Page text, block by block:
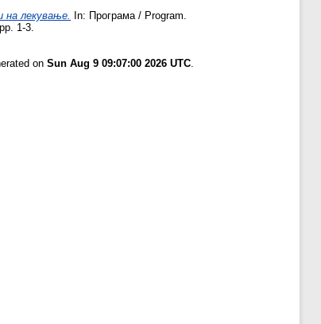
на лекување. In: Програма / Program.
1-3.
on Sun Aug 9 09:07:00 2026 UTC